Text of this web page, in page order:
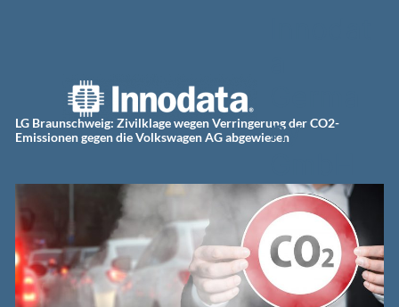
ny
LG Braunschweig: Zivilklage wegen Verringerung der CO2-
Emissionen gegen die Volkswagen AG abgewiesen